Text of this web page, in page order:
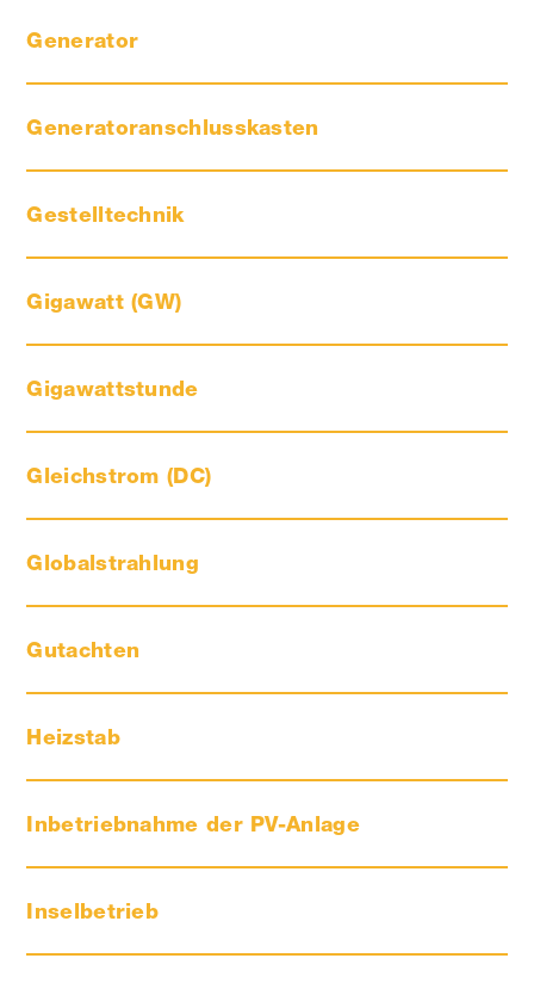
Generator
Generatoranschlusskasten
Gestelltechnik
Gigawatt (GW)
Gigawattstunde
Gleichstrom (DC)
Globalstrahlung
Gutachten
Heizstab
Inbetriebnahme der PV-Anlage
Inselbetrieb